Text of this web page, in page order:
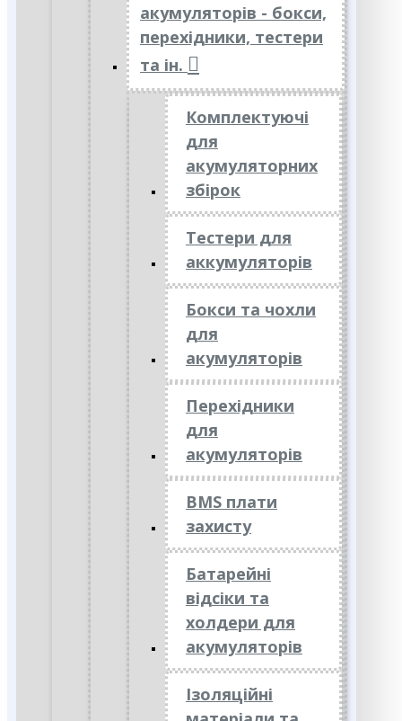
акумуляторів - бокси,
перехідники, тестери
та ін.
Комплектуючі
для
акумуляторних
збірок
Тестери для
аккумуляторів
Бокси та чохли
для
акумуляторів
Перехідники
для
акумуляторів
BMS плати
захисту
Батарейні
відсіки та
холдери для
акумуляторів
Ізоляційні